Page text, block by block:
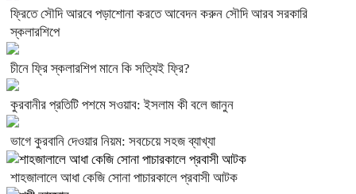
ফ্রিতে সৌদি আরবে পড়াশোনা করতে আবেদন করুন সৌদি আরব সরকারি
স্কলারশিপে
চীনে ফ্রি স্কলারশিপ মানে কি সত্যিই ফ্রি?
কুরবানীর প্রতিটি পশমে সওয়াব: ইসলাম কী বলে জানুন
ভাগে কুরবানি দেওয়ার নিয়ম: সবচেয়ে সহজ ব্যাখ্যা
শাহজালালে আধা কেজি সোনা পাচারকালে প্রবাসী আটক